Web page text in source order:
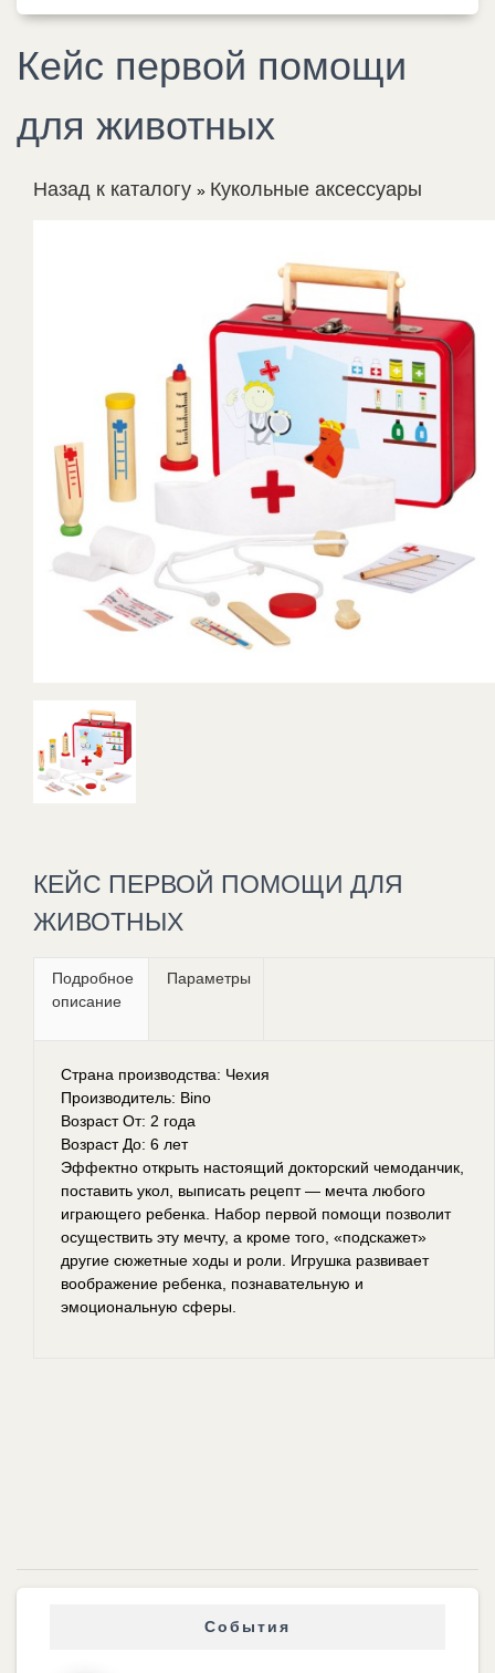
Кейс первой помощи
для животных
Назад к каталогу Кукольные аксессуары
КЕЙС ПЕРВОЙ ПОМОЩИ ДЛЯ
ЖИВОТНЫХ
Подробное
описание
Параметры
Страна производства: Чехия
Производитель: Bino
Возраст От: 2 года
Возраст До: 6 лет
Эффектно открыть настоящий докторский чемоданчик,
поставить укол, выписать рецепт — мечта любого
играющего ребенка. Набор первой помощи позволит
осуществить эту мечту, а кроме того, «подскажет»
другие сюжетные ходы и роли. Игрушка развивает
воображение ребенка, познавательную и
эмоциональную сферы.
События